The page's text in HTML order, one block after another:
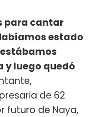
para cantar
estado
y luego quedó
de 62
futuro de Naya,